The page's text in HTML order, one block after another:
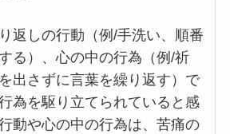
返しの行動（例/手洗い、順番
る）、心の中の行為（例/祈
出さずに言葉を繰り返す）で
為を駆り立てられていると感
動や心の中の行為は、苦痛の